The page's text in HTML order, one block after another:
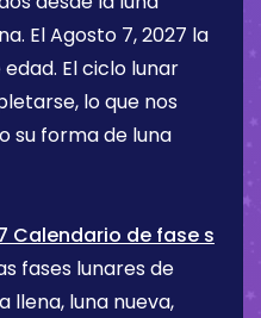
ElAgosto 7, 2027 la
El ciclo lunar
lo que nos
su forma de luna
Calendario de fase s
fases lunares de
llena, luna nueva,